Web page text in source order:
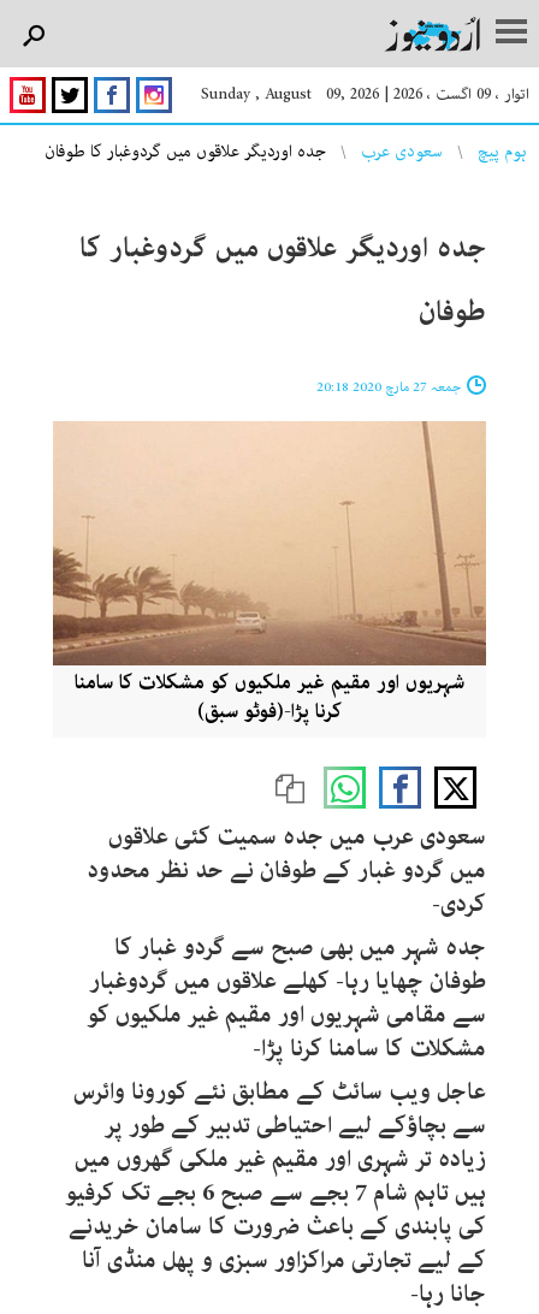
اتوار ، 09 اگست ، 2026 |
Sunday , August 09, 2026
You are here
ہوم پیچ سعودی عرب جدہ اوردیگر علاقوں میں گردوغبار کا طوفان
جدہ اوردیگر علاقوں میں گردوغبار کا
طوفان
جمعہ 27 مارچ 2020 20:18
شہریوں اور مقیم غیر ملکیوں کو مشکلات کا سامنا
کرنا پڑا-(فوٹو سبق)
سعودی عرب میں جدہ سمیت کئی علاقوں
میں گردو غبار کے طوفان نے حد نظر محدود
کردی-
جدہ شہر میں بھی صبح سے گردو غبار کا
طوفان چھایا رہا- کھلے علاقوں میں گردوغبار
سے مقامی شہریوں اور مقیم غیر ملکیوں کو
مشکلات کا سامنا کرنا پڑا-
عاجل ویب سائٹ کے مطابق نئے کورونا وائرس
سے بچاؤکے لیے احتیاطی تدبیر کے طور پر
زیادہ تر شہری اور مقیم غیر ملکی گھروں میں
ہیں تاہم شام 7 بجے سے صبح 6 بجے تک کرفیو
کی پابندی کے باعث ضرورت کا سامان خریدنے
کے لیے تجارتی مراکزاور سبزی و پھل منڈی آنا
جانا رہا-